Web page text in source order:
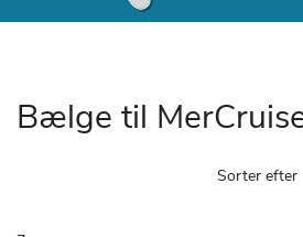
Bælge til
Sorter efter